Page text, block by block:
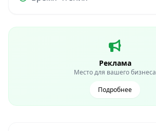
Реклама
Место для вашего бизнеса
Подробнее